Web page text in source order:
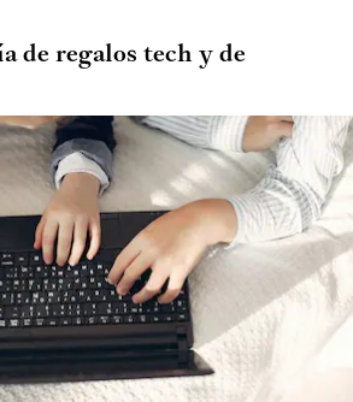
de regalos tech y de